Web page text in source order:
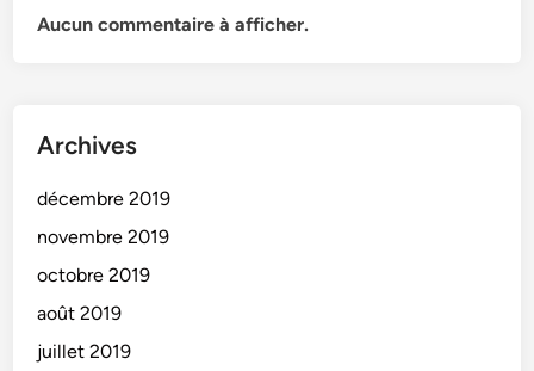
Aucun commentaire à afficher.
Archives
décembre 2019
novembre 2019
octobre 2019
août 2019
juillet 2019